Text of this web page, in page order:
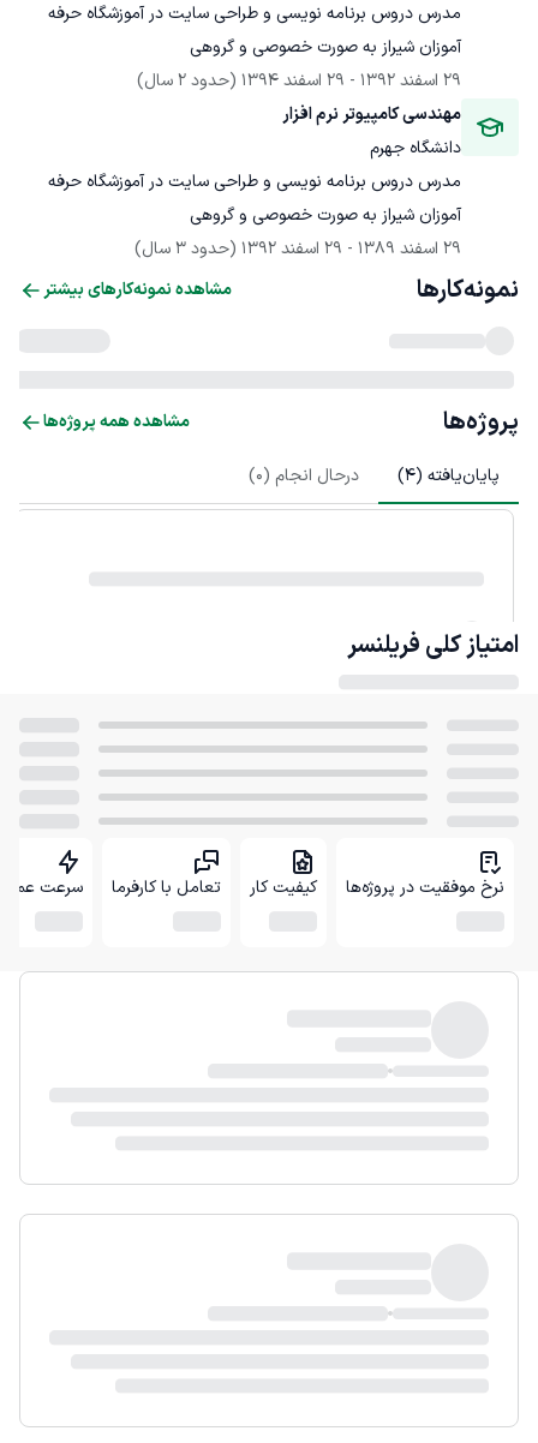
مدرس دروس برنامه نویسی و طراحی سایت در آموزشگاه حرفه
آموزان شیراز به صورت خصوصی و گروهی
29 اسفند 1392
- 29 اسفند 1394
(حدود 2 سال)
مهندسی کامپیوتر نرم افزار
دانشگاه جهرم
مدرس دروس برنامه نویسی و طراحی سایت در آموزشگاه حرفه
آموزان شیراز به صورت خصوصی و گروهی
29 اسفند 1389
- 29 اسفند 1392 (حدود 3 سال)
نمونه‌کارها مشاهده نمونه‌کارهای بیشتر
پروژه‌ها مشاهده همه پروژه‌ها
پایان‌یافته (4
) درحال انجام (0
)
امتیاز کلی فریلنسر
نرخ موفقیت در پروژه‌ها کیفیت کار تعامل با کارفرما سرعت عمل